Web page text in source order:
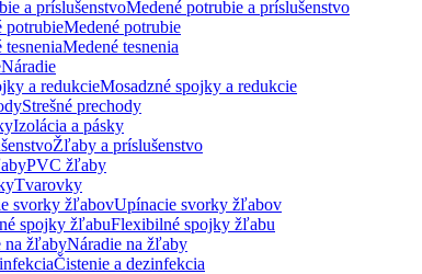
Medené potrubie a príslušenstvo
Medené potrubie
Medené tesnenia
Náradie
Mosadzné spojky a redukcie
Strešné prechody
Izolácia a pásky
Žľaby a príslušenstvo
PVC žľaby
Tvarovky
Upínacie svorky žľabov
Flexibilné spojky žľabu
Náradie na žľaby
Čistenie a dezinfekcia